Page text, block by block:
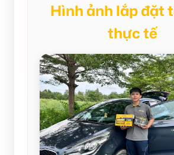
Hình ảnh lắp đặt
thực tế